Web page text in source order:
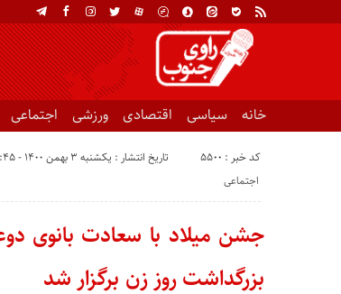
خانه سیاسی اقتصادی ورزشی اجتماعی
کد خبر : 5500 تاریخ انتشار : یکشنبه ۳ بهمن ۱۴۰۰ - ۱۷:۴۵
اجتماعی
جشن میلاد با سعادت بانوی
بزرگداشت روز زن برگزار شد